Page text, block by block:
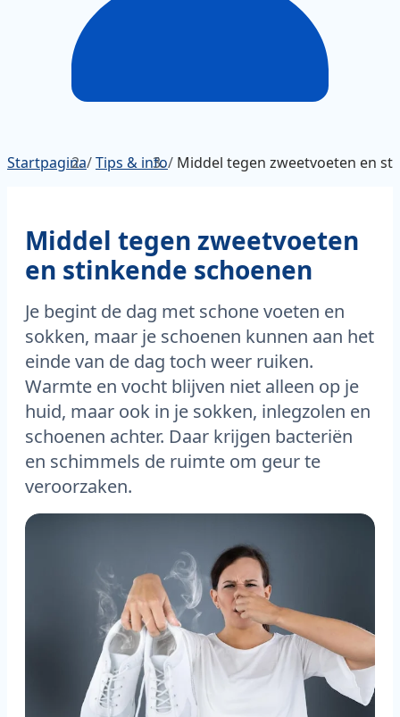
Startpagina/Tips & info/ Middel tegen zweetvoeten en
Middel tegen zweetvoeten
en stinkende schoenen
Je begint de dag met schone voeten en
sokken, maar je schoenen kunnen aan het
einde van de dag toch weer ruiken.
Warmte en vocht blijven niet alleen op je
huid, maar ook in je sokken, inlegzolen en
schoenen achter. Daar krijgen bacteriën
en schimmels de ruimte om geur te
veroorzaken.